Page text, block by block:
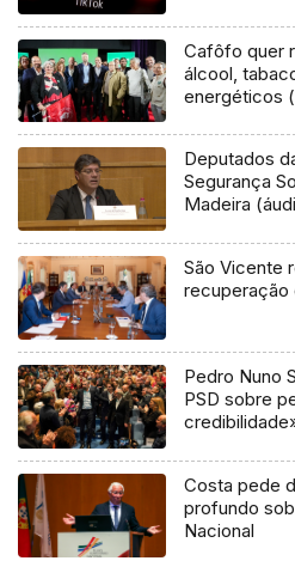
Cafôfo quer
álcool,
energéticos
Deputados
Segurança
Madeira
São Vicente
recuperação
Pedro Nuno
PSD sobre
Costa pede
profundo
Nacional